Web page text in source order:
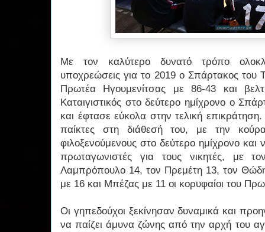
Με τον καλύτερο δυνατό τρόπο
υποχρεώσεις για το 2019 ο Σπάρτακος
Πρωτέα Ηγουμενίτσας με 86-43 και
Καταιγιστικός στο δεύτερο ημίχρονο ο
και έφτασε εύκολα στην τελική
παίκτες στη διάθεσή του, με την
φιλοξενούμενους στο δεύτερο ημίχρονο και
πρωταγωνιστές για τους νικητές, με
Λαμπρόπουλο 14, τον Πρεμέτη 13, τον
με 16 και Μπέζας με 11 οι κορυφαίοι του
Οι γηπεδούχοι ξεκίνησαν δυναμικά και
να παίζει άμυνα ζώνης από την αρχή του